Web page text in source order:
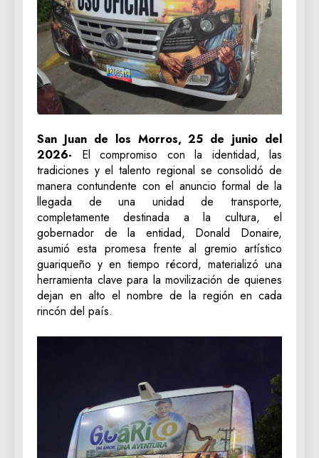
San Juan de los Morros, 25 de junio del
2026- El compromiso con la identidad, las
tradiciones y el talento regional se consolidó de
manera contundente con el anuncio formal de la
llegada de una unidad de transporte,
completamente destinada a la cultura, el
gobernador de la entidad, Donald Donaire,
asumió esta promesa frente al gremio artístico
guariqueño y en tiempo récord, materializó una
herramienta clave para la movilización de quienes
dejan en alto el nombre de la región en cada
rincón del país.